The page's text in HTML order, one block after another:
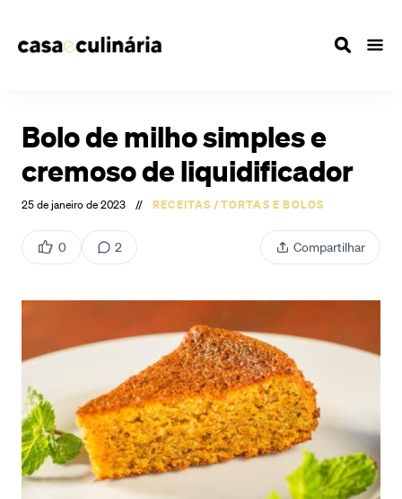
Bolo de milho simples e
cremoso de liquidificador
25 de janeiro de 2023 // RECEITAS /TORTAS E BOLOS
0 2 Compartilhar